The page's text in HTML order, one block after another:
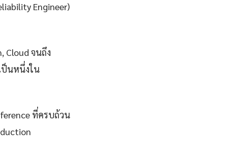
Engineer)
Cloud จนถึง
ป็นหนึ่งใน
ที่ครบถ้วน